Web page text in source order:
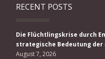
RECENT POSTS
Die Flüchtlingskrise durch
strategische Bedeutung der
August 7, 2026